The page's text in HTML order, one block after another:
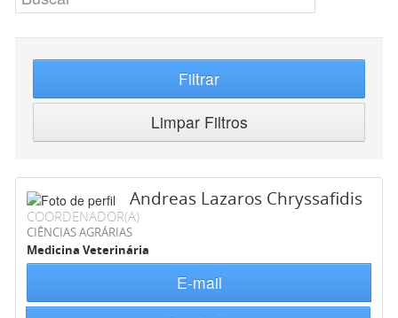
Filtrar
Limpar Filtros
Andreas Lazaros Chryssafidis
COORDENADOR(A)
CIÊNCIAS AGRÁRIAS
Medicina Veterinária
E-mail